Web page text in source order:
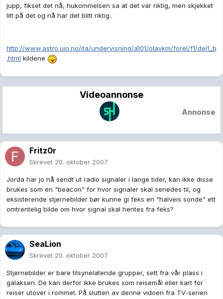
jupp, fikset det nå, hukommelsen sa at det var riktig, men skjekket
litt på det og nå har det blitt riktig..
http://www.astro.uio.no/ita/undervisning/a101/olavkm/forel/f1/del1_b
.html kildene
Videoannonse
Annonse
Fritz0r
Skrevet 20. oktober 2007
Jorda har jo nå sendt ut radio signaler i lange tider, kan ikke disse
brukes som en "beacon" for hvor signaler skal senedes til, og
eksisterende stjernebilder bør kunne gi feks en "halveis sonde" ett
omtrentelig bilde om hvor signal skal hentes fra feks?
SeaLion
Skrevet 20. oktober 2007
Stjernebilder er bare tilsynelatende grupper, sett fra vår plass i
galaksen. De kan derfor ikke brukes som reisemål eller kart for
reiser utover i rommet. På slutten av denne vidoen fra TV-serien